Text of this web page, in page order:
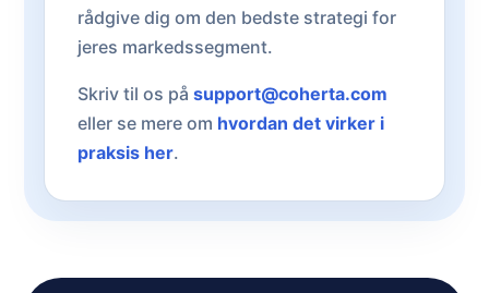
rådgive dig om den bedste strategi for
jeres markedssegment.
Skriv til os på support@coherta.com
eller se mere om hvordan det virker i
praksis her.